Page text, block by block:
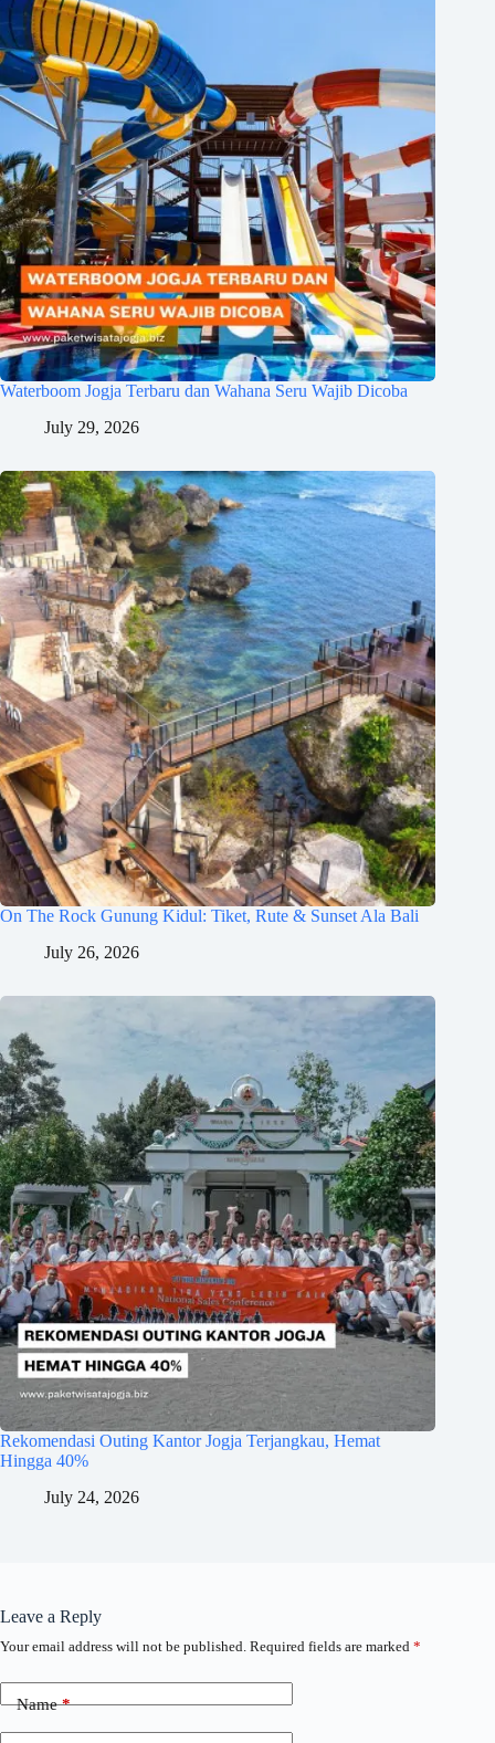
Waterboom Jogja Terbaru dan Wahana Seru Wajib Dicoba
July 29, 2026
On The Rock Gunung Kidul: Tiket, Rute & Sunset Ala Bali
July 26, 2026
Rekomendasi Outing Kantor Jogja Terjangkau, Hemat
Hingga 40%
July 24, 2026
Leave a Reply
Your email address will not be published. Required fields are marked *
Name*